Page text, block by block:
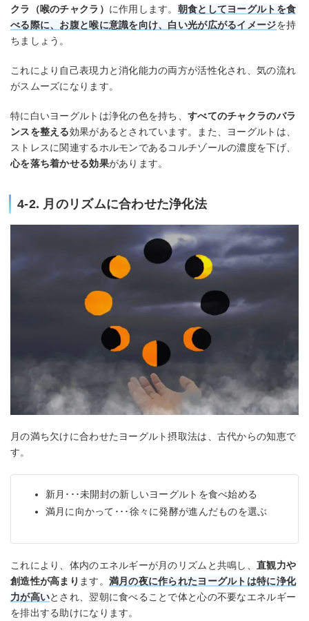
クラ（喉のチャクラ） に作用します。 朝食としてヨーグルトを食
べる際に、お腹と喉に意識を向け、白い光が広がるイメージを持
ちましょう。
これにより自己表現力と消化能力の両方が活性化され、気の流れ
がスムーズになります。
特に白いヨーグルトは浄化の色を持ち、すべてのチャクラのバラ
ンスを整える効果があるとされています。また、ヨーグルトは、
ストレスに関連するホルモンであるコルチゾールの濃度を下げ、
心を落ち着かせる効果があります。
4-2. 月のリズムに合わせた浄化法
月の満ち欠けに合わせたヨーグルト摂取法は、古代からの知恵で
す。
新月･･･未開封の新しいヨーグルトを食べ始める
満月に向かって･･･徐々に発酵が進んだものを選ぶ
これにより、体内のエネルギーが月のリズムと共鳴し、 直観力や
創造性が高まり ます。 満月の夜に作られたヨーグルトは特に浄化
力が高いとされ、翌朝に食べることで体と心の不要なエネルギー
を排出する助けになります。